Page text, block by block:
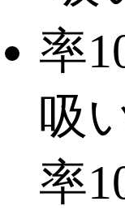
吸
率